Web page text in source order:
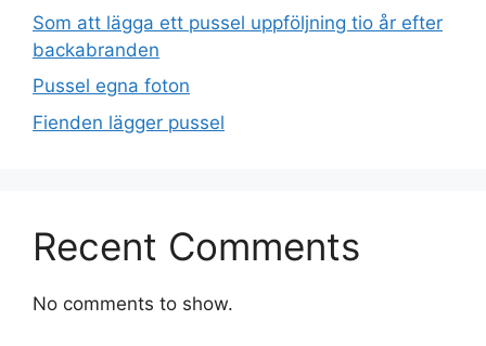
Som att lägga ett pussel uppföljning tio år efter
backabranden
Pussel egna foton
Fienden lägger pussel
Recent Comments
No comments to show.